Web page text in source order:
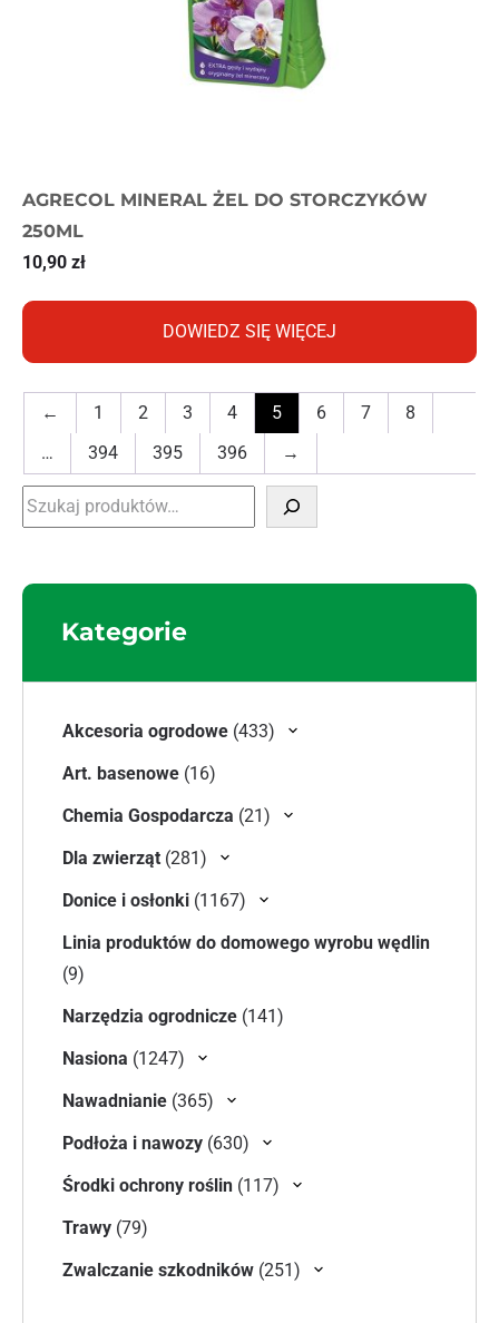
Szukaj
Kategorie
Akcesoria ogrodowe 433433 produkty
Art. basenowe 1616 produktów
Chemia Gospodarcza 2121 produktów
Dla zwierząt 281281 produktów
Donice i osłonki 11671167 produktów
Linia produktów do domowego wyrobu wędlin
99 produktów
Narzędzia ogrodnicze 141141 produktów
Nasiona 12471247 produktów
Nawadnianie 365365 produktów
Podłoża i nawozy 630630 produktów
Środki ochrony roślin 117117 produktów
Trawy 7979 produktów
Zwalczanie szkodników 251251 produktów
AGRECOL MINERAL ŻEL DO STORCZYKÓW
250ML
10,90 zł
DOWIEDZ SIĘ WIĘCEJ
← 1 2 3 4 5 6 7
8
…
394 395 396 →